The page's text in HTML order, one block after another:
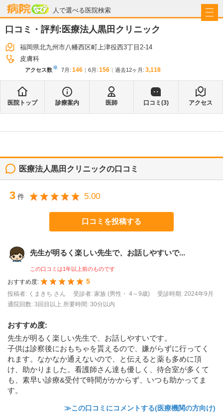
人で選べる医院検索
病院なび
口コミ・評判:医療法人黒田クリニック
福岡県北九州市八幡西区町上津役西3丁目2-14
皮膚科
アクセス数※ 7月 : 146 6月 : 156 過去12ヶ月: 3,118
医院トップ 診療案内 医師 口コミ(3) アクセス
医療法人黒田クリニックの口コミ
3 件 5.00
口コミを投稿する
先生が明るく楽しい先生で、お話しやすいで...
この口コミは1年以上前のものです
おすすめ度: 5
投稿者: くまきち さん 受診者: 家族 (男性・ 4～9歳)
受診時期: 2024年9月
通院回数: 3回目以上 所要時間: 30分以内
おすすめ度:
先生が明るく楽しい先生で、お話しやすいです。
子供は診察後におもちゃを貰えるので、嫌がらずに行ってく
れます。なかなか通えないので、と伝えると薬も多めに頂
け、助かりました。看護師さん達も優しく、待合室が多くて
も、素早い診療&受付で時間がかからず、いつも助かってま
す。
≫この口コミにコメントする(医療機関の方向け)